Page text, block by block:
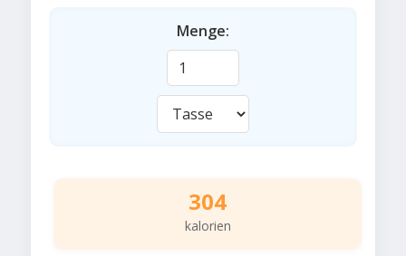
Menge:
304
kalorien